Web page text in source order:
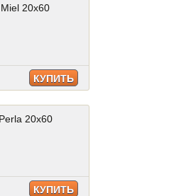
20x60
КУПИТЬ
20x60
КУПИТЬ